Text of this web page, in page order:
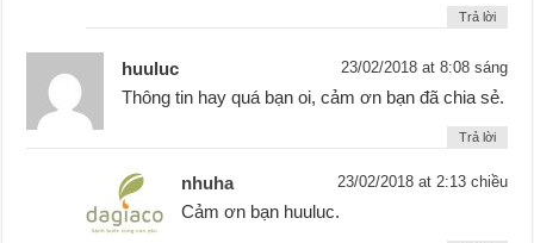
Trả lời
huuluc 23/02/2018 at 8:08 sáng
Thông tin hay quá bạn oi, cảm ơn bạn đã chia sẻ.
Trả lời
nhuha 23/02/2018 at 2:13 chiều
Cảm ơn bạn huuluc.